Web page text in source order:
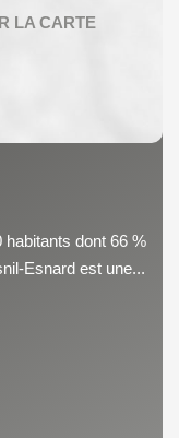
dont 66 %
Esnard est une...